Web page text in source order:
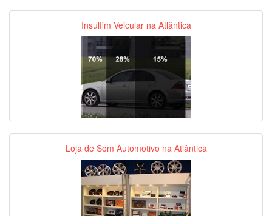
Insulfim Veicular na Atlântica
Loja de Som Automotivo na Atlântica